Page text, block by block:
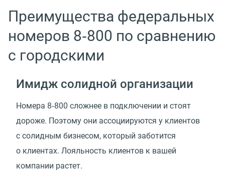
Преимущества федеральных
номеров 8‑800 по сравнению
с городскими
Имидж солидной организации
Номера 8‑800 сложнее в подключении и стоят
дороже. Поэтому они ассоциируются у клиентов
с солидным бизнесом, который заботится
о клиентах. Лояльность клиентов к вашей
компании растет.